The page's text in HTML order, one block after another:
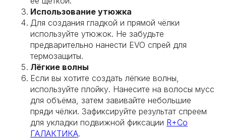
Использование утюжка
Для создания гладкой и прямой чёлки
используйте утюжок. Не забудьте
предварительно нанести EVO спрей для
термозащиты.
Лёгкие волны
Если вы хотите создать лёгкие волны,
используйте плойку. Нанесите на волосы мусс
для объёма, затем завивайте небольшие
пряди чёлки. Зафиксируйте результат спреем
для укладки подвижной фиксации R+Co
ГАЛАКТИКА.